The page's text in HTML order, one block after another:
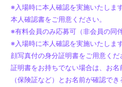
※入場時に本人確認を実施いたし
本人確認書をご用意ください。
※有料会員のみ応募可（非会員の同
※入場時に本人確認を実施いたし
顔写真付の身分証明書をご用意く
証明書をお持ちでない場合は、お
（保険証など）とお名前が確認で